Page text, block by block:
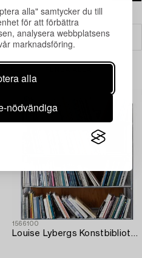
alla" samtycker du till
för att förbättra
analysera webbplatsens
marknadsföring.
alla
nödvändiga
Filter
1566100
Louise Lybergs Konstbibliotek.